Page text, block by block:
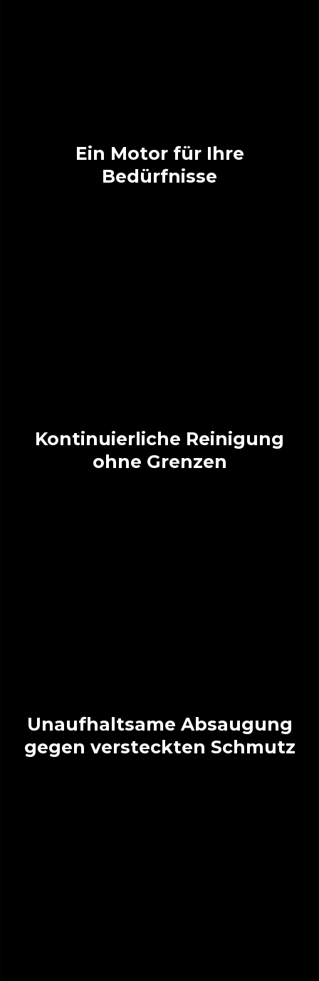
Ein Motor für Ihre
Bedürfnisse
Kontinuierliche Reinigung
ohne Grenzen
Unaufhaltsame Absaugung
gegen versteckten Schmutz